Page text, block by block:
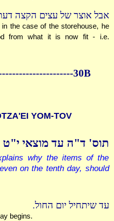
אבל אוצר של עצים הקצה
in the case of the storehouse, he
from what it is now fit - i.e.
30B
YOM-TOV
תוס' ד"ה עד מוצאי י"ט
why the items of the
on the tenth day, should
עד שיתחיל יום החול.
begins.